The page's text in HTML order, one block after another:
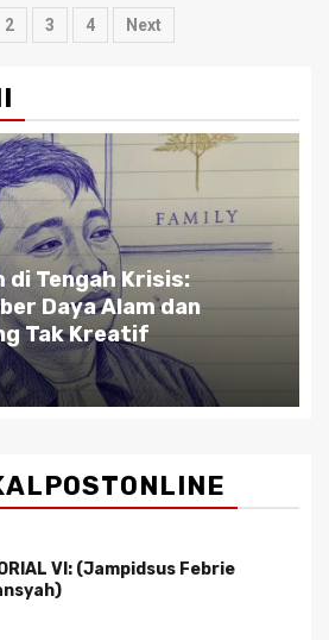
2 3 4 Next
di Tengah Krisis:
Daya Alam dan
Tak Kreatif
VI: (Jampidsus Febrie